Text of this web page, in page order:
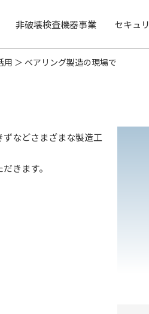
非破壊検査機器事業 セキュ
用 ベアリング製造の現場で
などさまざまな製造工
きます。